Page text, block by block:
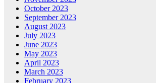
October 2023
September 2023
August 2023
July 2023
June 2023
May 2023
April 2023
March 2023
February 2023